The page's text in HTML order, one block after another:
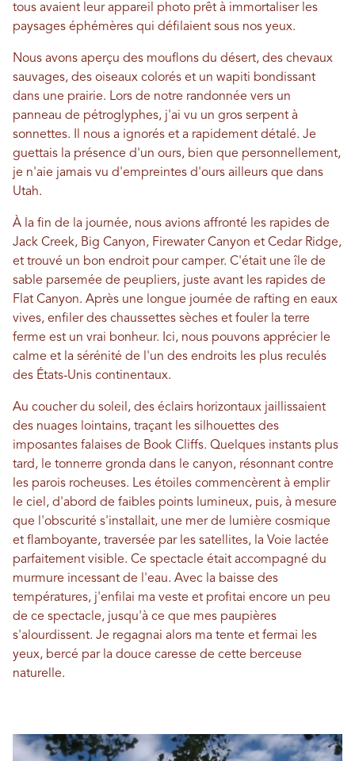
tous avaient leur appareil photo prêt à immortaliser les
paysages éphémères qui défilaient sous nos yeux.
Nous avons aperçu des mouflons du désert, des chevaux
sauvages, des oiseaux colorés et un wapiti bondissant
dans une prairie. Lors de notre randonnée vers un
panneau de pétroglyphes, j'ai vu un gros serpent à
sonnettes. Il nous a ignorés et a rapidement détalé. Je
guettais la présence d'un ours, bien que personnellement,
je n'aie jamais vu d'empreintes d'ours ailleurs que dans
Utah.
À la fin de la journée, nous avions affronté les rapides de
Jack Creek, Big Canyon, Firewater Canyon et Cedar Ridge,
et trouvé un bon endroit pour camper. C'était une île de
sable parsemée de peupliers, juste avant les rapides de
Flat Canyon. Après une longue journée de rafting en eaux
vives, enfiler des chaussettes sèches et fouler la terre
ferme est un vrai bonheur. Ici, nous pouvons apprécier le
calme et la sérénité de l'un des endroits les plus reculés
des États-Unis continentaux.
Au coucher du soleil, des éclairs horizontaux jaillissaient
des nuages ​​lointains, traçant les silhouettes des
imposantes falaises de Book Cliffs. Quelques instants plus
tard, le tonnerre gronda dans le canyon, résonnant contre
les parois rocheuses. Les étoiles commencèrent à emplir
le ciel, d'abord de faibles points lumineux, puis, à mesure
que l'obscurité s'installait, une mer de lumière cosmique
et flamboyante, traversée par les satellites, la Voie lactée
parfaitement visible. Ce spectacle était accompagné du
murmure incessant de l'eau. Avec la baisse des
températures, j'enfilai ma veste et profitai encore un peu
de ce spectacle, jusqu'à ce que mes paupières
s'alourdissent. Je regagnai alors ma tente et fermai les
yeux, bercé par la douce caresse de cette berceuse
naturelle.